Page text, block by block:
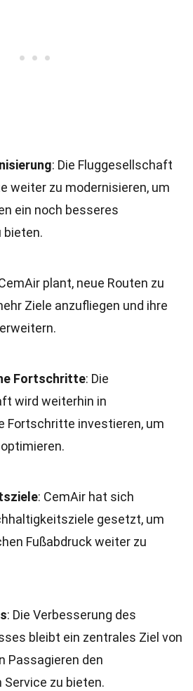
: Die Fluggesellschaft
weiter zu modernisieren, um
ein noch besseres
bieten.
plant, neue Routen zu
Ziele anzufliegen und ihre
Fortschritte: Die
wird weiterhin in
Fortschritte investieren, um
: CemAir hat sich
gesetzt, um
Fußabdruck weiter zu
: Die Verbesserung des
bleibt ein zentrales Ziel von
Passagieren den
zu bieten.